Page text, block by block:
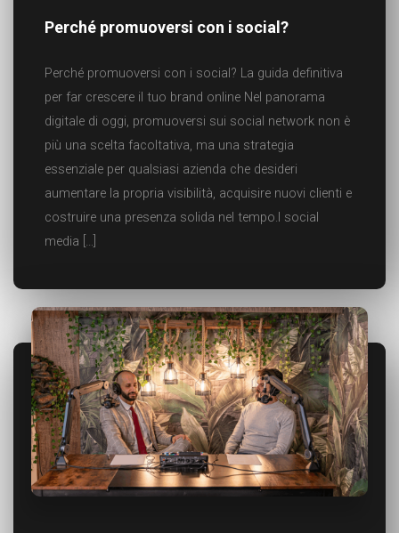
Perché promuoversi con i social?
Perché promuoversi con i social? La guida definitiva
per far crescere il tuo brand online Nel panorama
digitale di oggi, promuoversi sui social network non è
più una scelta facoltativa, ma una strategia
essenziale per qualsiasi azienda che desideri
aumentare la propria visibilità, acquisire nuovi clienti e
costruire una presenza solida nel tempo.I social
media […]